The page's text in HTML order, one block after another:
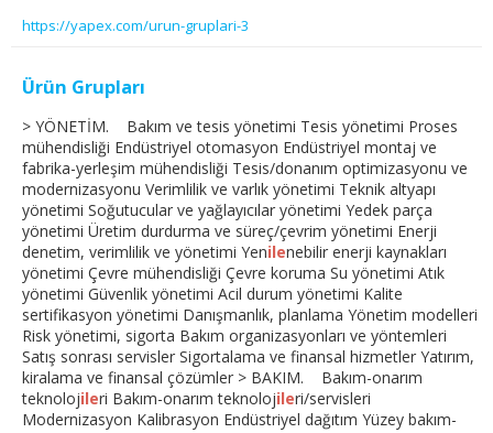
https://yapex.com/urun-gruplari-3
Ürün Grupları
> YÖNETİM. Bakım ve tesis yönetimi Tesis yönetimi Proses
mühendisliği Endüstriyel otomasyon Endüstriyel montaj ve
fabrika-yerleşim mühendisliği Tesis/donanım optimizasyonu ve
modernizasyonu Verimlilik ve varlık yönetimi Teknik altyapı
yönetimi Soğutucular ve yağlayıcılar yönetimi Yedek parça
yönetimi Üretim durdurma ve süreç/çevrim yönetimi Enerji
denetim, verimlilik ve yönetimi Yenilenebilir enerji kaynakları
yönetimi Çevre mühendisliği Çevre koruma Su yönetimi Atık
yönetimi Güvenlik yönetimi Acil durum yönetimi Kalite
sertifikasyon yönetimi Danışmanlık, planlama Yönetim modelleri
Risk yönetimi, sigorta Bakım organizasyonları ve yöntemleri
Satış sonrası servisler Sigortalama ve finansal hizmetler Yatırım,
kiralama ve finansal çözümler > BAKIM. Bakım-onarım
teknolojileri Bakım-onarım teknolojileri/servisleri
Modernizasyon Kalibrasyon Endüstriyel dağıtım Yüzey bakım-